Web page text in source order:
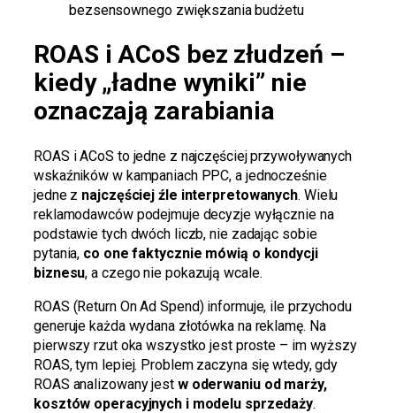
bezsensownego zwiększania budżetu
ROAS i ACoS bez złudzeń –
kiedy „ładne wyniki” nie
oznaczają zarabiania
ROAS i ACoS to jedne z najczęściej przywoływanych
wskaźników w kampaniach PPC, a jednocześnie
jedne z najczęściej źle interpretowanych. Wielu
reklamodawców podejmuje decyzje wyłącznie na
podstawie tych dwóch liczb, nie zadając sobie
pytania, co one faktycznie mówią o kondycji
biznesu, a czego nie pokazują wcale.
ROAS (Return On Ad Spend) informuje, ile przychodu
generuje każda wydana złotówka na reklamę. Na
pierwszy rzut oka wszystko jest proste – im wyższy
ROAS, tym lepiej. Problem zaczyna się wtedy, gdy
ROAS analizowany jest w oderwaniu od marży,
kosztów operacyjnych i modelu sprzedaży.